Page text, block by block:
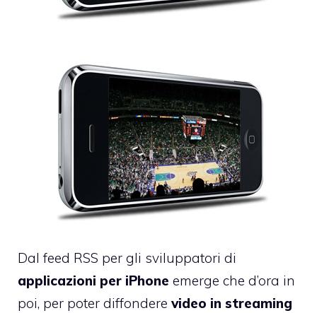
Dal feed RSS per gli sviluppatori di
applicazioni per iPhone emerge che d’ora in
poi, per poter diffondere video in streaming